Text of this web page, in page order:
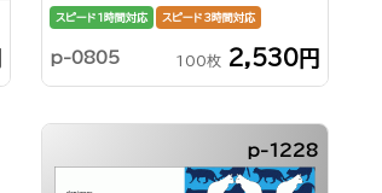
スピード1時間対応 スピード3時間対応
p-0805 100枚 2,530円
p-1228